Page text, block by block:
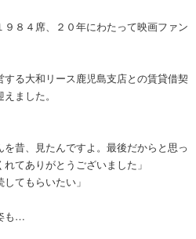
８４席、２０年にわたって映画ファン
る大和リース鹿児島支店との賃貸借契
ました。
を昔、見たんですよ。最後だからと思っ
てありがとうございました」
てもらいたい」
も…